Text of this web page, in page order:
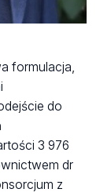
formulacja,
do
3 976
dr
z